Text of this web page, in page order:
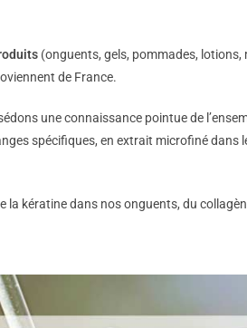
(onguents, gels, pommades, lotions,
de France.
une connaissance pointue de
spécifiques, en extrait microfiné dans
la kératine dans nos onguents, du